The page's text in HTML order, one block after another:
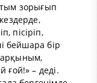
зорығып
пісіріп,
бейшара бір
– деді.